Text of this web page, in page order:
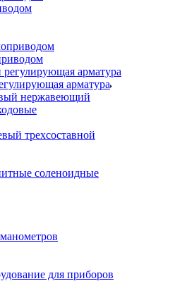
арматура
нержавеющий
трехсоставной
соленоидные
для приборов